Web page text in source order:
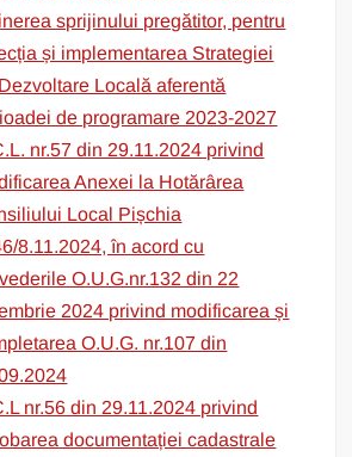
sprijinului pregătitor, pentru
și implementarea Strategiei
Locală aferentă
de programare 2023-2027
nr.57 din 29.11.2024 privind
Anexei la Hotărârea
Local Pișchia
8.11.2024, în acord cu
O.U.G.nr.132 din 22
2024 privind modificarea și
O.U.G. nr.107 din
nr.56 din 29.11.2024 privind
documentației cadastrale